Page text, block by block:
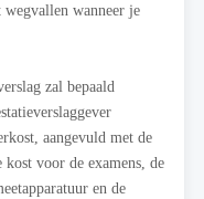
wegvallen wanneer je
zal bepaald
aangevuld met de
voor de examens, de
en de